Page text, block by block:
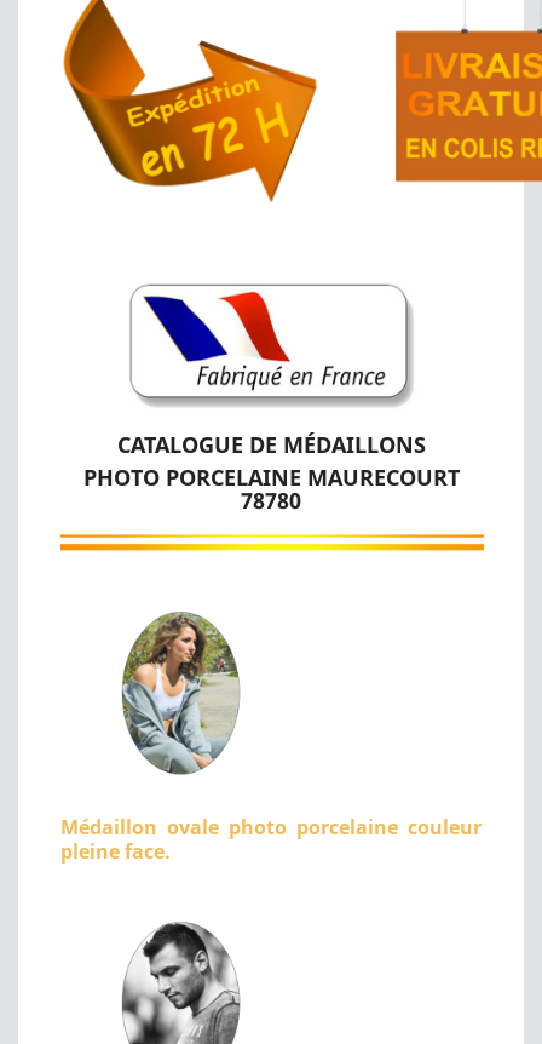
CATALOGUE DE MÉDAILLONS
PHOTO PORCELAINE MAURECOURT
78780
Médaillon ovale photo porcelaine couleur
pleine face.